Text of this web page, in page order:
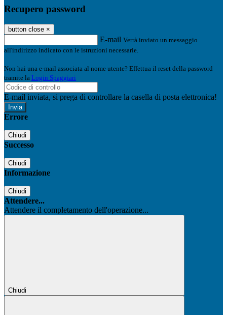
Recupero password
button close ×
E-mail Verrà inviato un messaggio
all'indirizzo indicato con le istruzioni necessarie.
Non hai una e-mail associata al nome utente? Effettua il reset della password
tramite la Login Spaggiari
E-mail inviata, si prega di controllare la casella di posta elettronica!
Errore
Chiudi
Successo
Chiudi
Informazione
Chiudi
Attendere...
Attendere il completamento dell'operazione...
Chiudi